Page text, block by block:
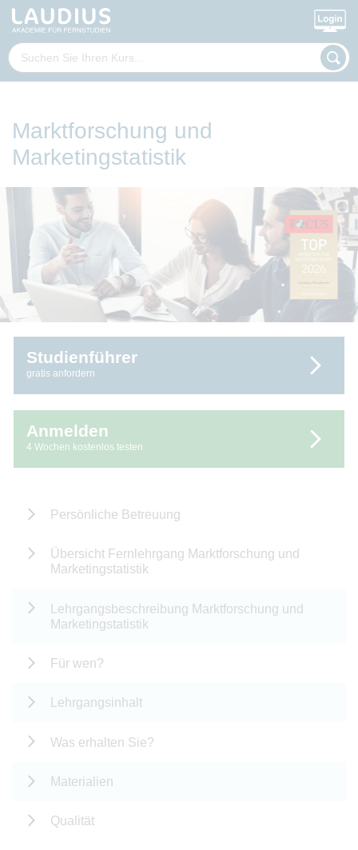
Marktforschung und
Marketingstatistik
Studienführer
gratis anfordern
Anmelden
4 Wochen kostenlos testen
Persönliche Betreuung
Übersicht Fernlehrgang Marktforschung und
Marketingstatistik
Lehrgangsbeschreibung Marktforschung und
Marketingstatistik
Für wen?
Lehrgangsinhalt
Was erhalten Sie?
Materialien
Qualität